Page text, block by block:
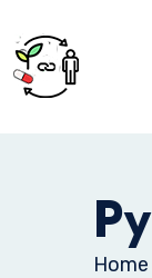
Home